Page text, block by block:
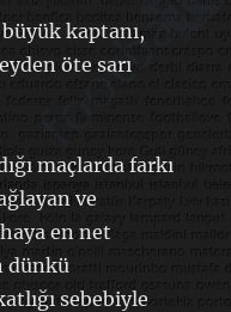
büyük kaptanı,
öte sarı
maçlarda farkı
ve
en net
dünkü
sebebiyle